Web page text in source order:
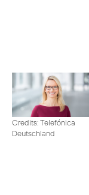
Credits: Telefónica
Deutschland